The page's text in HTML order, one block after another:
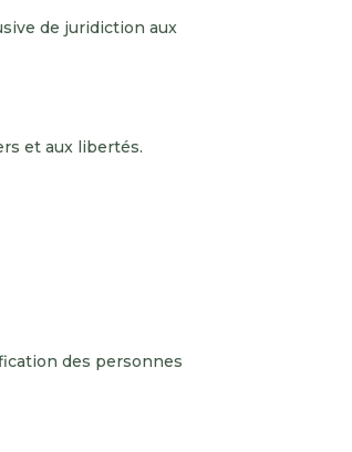
de juridiction aux
et aux libertés.
des personnes